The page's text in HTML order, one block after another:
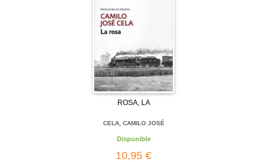
ROSA, LA
CELA, CAMILO JOSÉ
Disponible
10,95 €